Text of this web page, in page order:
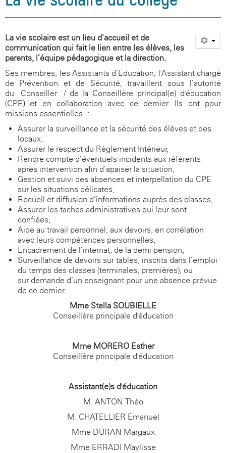
La vie scolaire est un lieu d’accueil et de
communication qui fait le lien entre les élèves, les
parents, l’équipe pédagogique et la direction.
Ses membres, les Assistants d’Education, l'Assistant chargé
de Prévention et de Sécurité, travaillent sous l’autorité
du Conseiller / de la Conseillère principal(e) d'éducation
(CPE)et en collaboration avec ce dernier. Ils ont pour
missions essentielles :
Assurer la surveillance et la sécurité des élèves et des
locaux,
Assurer le respect du Règlement Intérieur,
Rendre compte d’éventuels incidents aux référents
après intervention afin d’apaiser la situation,
Gestion et suivi des absences et interpellation du CPE
sur les situations délicates,
Recueil et diffusion d’informations auprès des classes,
Assurer les taches administratives qui leur sont
confiées,
Aide au travail personnel, aux devoirs, en corrélation
avec leurs compétences personnelles,
Encadrement de l’internat, de la demi-pension,
Surveillance de devoirs sur tables, inscrits dans l’emploi
du temps des classes (terminales, premières), ou
sur demande d’un enseignant pour une absence prévue
de ce dernier.
Mme Stella SOUBIELLE
Conseillère principale d'éducation
Mme MORERO Esther
Conseillère principale d'éducation
Assistant(e)s d'éducation
M. ANTON Théo
M. CHATELLIER Emanuel
Mme DURAN Margaux
Mme ERRADI Maylisse